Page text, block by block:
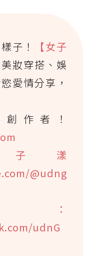
子！
【女子
妝穿搭、娛
愛情分享，
作者！
漾
@udng
udnG